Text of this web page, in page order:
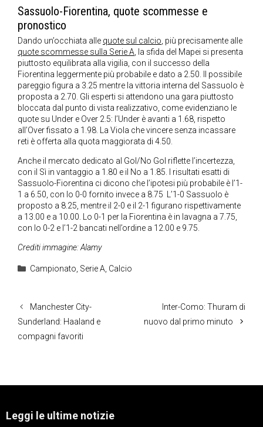
Sassuolo-Fiorentina, quote scommesse e
pronostico
Dando un’occhiata alle quote sul calcio, più precisamente alle
quote scommesse sulla Serie A, la sfida del Mapei si presenta
piuttosto equilibrata alla vigilia, con il successo della
Fiorentina leggermente più probabile e dato a 2.50. Il possibile
pareggio figura a 3.25 mentre la vittoria interna del Sassuolo è
proposta a 2.70. Gli esperti si attendono una gara piuttosto
bloccata dal punto di vista realizzativo, come evidenziano le
quote su Under e Over 2.5: l’Under è avanti a 1.68, rispetto
all’Over fissato a 1.98. La Viola che vincere senza incassare
reti è offerta alla quota maggiorata di 4.50.
Anche il mercato dedicato al Gol/No Gol riflette l’incertezza,
con il Sì in vantaggio a 1.80 e il No a 1.85. I risultati esatti di
Sassuolo-Fiorentina ci dicono che l’ipotesi più probabile è l’1-
1 a 6.50, con lo 0-0 fornito invece a 8.75 L’1-0 Sassuolo è
proposto a 8.25, mentre il 2-0 e il 2-1 figurano rispettivamente
a 13.00 e a 10.00. Lo 0-1 per la Fiorentina è in lavagna a 7.75,
con lo 0-2 e l’1-2 bancati nell’ordine a 12.00 e 9.75.
Crediti immagine: Alamy
Categorie
Campionato, Serie A, Calcio
Manchester City-
Sunderland: Haaland e
compagni favoriti
Inter-Como: Thuram di
nuovo dal primo minuto
Leggi le ultime notizie